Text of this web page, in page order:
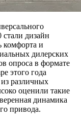
стали дизайн
комфорта и
дилерских
опроса в формате
этого года
различных
оценили такие
динамика
привода.